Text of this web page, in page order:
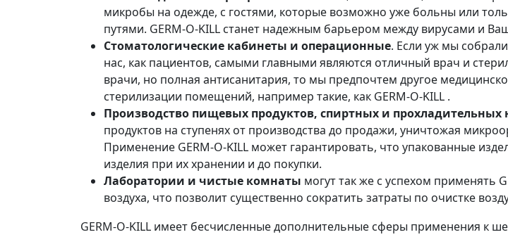
микробы на одежде, с гостями, которые возможно уже больны или
путями. GERM-O-KILL станет надежным барьером между вирусами и
Стоматологические кабинеты и операционные. Если уж мы
нас, как пациентов, самыми главными являются отличный врач и
врачи, но полная антисанитария, то мы предпочтем другое
стерилизации помещений, например такие, как GERM-O-KILL .
Производство пищевых продуктов, спиртных и прохладительных
продуктов на ступенях от производства до продажи, уничтожая
Применение GERM-O-KILL может гарантировать, что упакованные
изделия при их хранении и до покупки.
Лаборатории и чистые комнаты могут так же с успехом применять
воздуха, что позволит существенно сократить затраты по очистке
GERM-O-KILL имеет бесчисленные дополнительные сферы применения к